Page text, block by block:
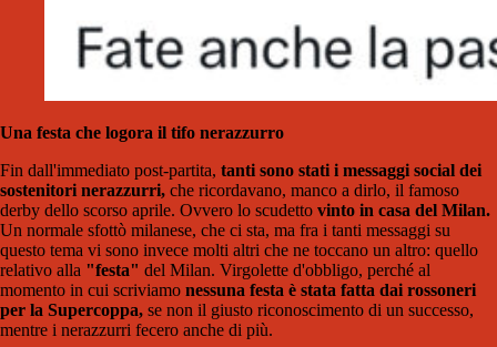
Una festa che logora il tifo nerazzurro
Fin dall'immediato post-partita, tanti sono stati i messaggi social dei
sostenitori nerazzurri, che ricordavano, manco a dirlo, il famoso
derby dello scorso aprile. Ovvero lo scudetto vinto in casa del Milan.
Un normale sfottò milanese, che ci sta, ma fra i tanti messaggi su
questo tema vi sono invece molti altri che ne toccano un altro: quello
relativo alla "festa" del Milan. Virgolette d'obbligo, perché al
momento in cui scriviamo nessuna festa è stata fatta dai rossoneri
per la Supercoppa, se non il giusto riconoscimento di un successo,
mentre i nerazzurri fecero anche di più.